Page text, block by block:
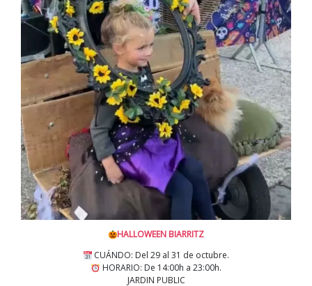
HALLOWEEN BIARRITZ
CUÁNDO: Del 29 al 31 de octubre.
HORARIO: De 14:00h a 23:00h.
JARDIN PUBLIC